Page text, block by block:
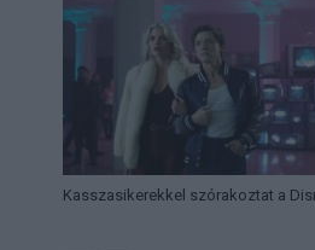
Kasszasikerekkel szórakoztat a